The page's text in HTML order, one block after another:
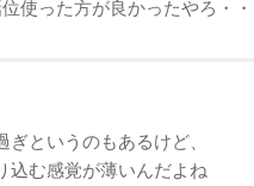
使った方が良かったやろ・・
というのもあるけど、
込む感覚が薄いんだよね